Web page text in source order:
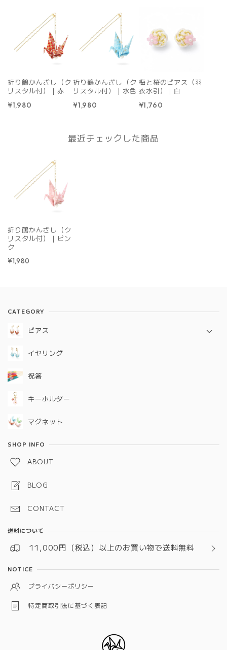
折り鶴かんざし（ク
リスタル付）｜赤
¥1,980
折り鶴かんざし（ク
リスタル付）｜水色
¥1,980
梅と桜のピアス（羽
衣水引）｜白
¥1,760
最近チェックした商品
折り鶴かんざし（ク
リスタル付）｜ピン
ク
¥1,980
CATEGORY
ピアス
定番シリーズ
イヤリング
祝箸
キーホルダー
マグネット
SHOP INFO
ABOUT
BLOG
CONTACT
送料について
11,000円（税込）以上のお買い物で送料無料
NOTICE
プライバシーポリシー
特定商取引法に基づく表記